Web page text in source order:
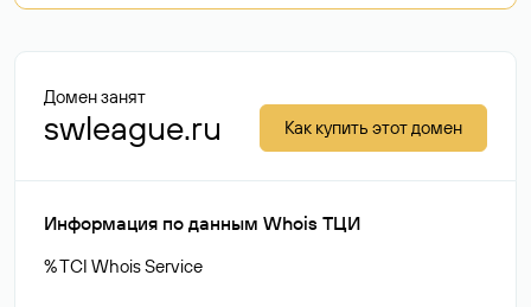
Домен занят
swleague.ru Как купить этот домен
Информация по данным Whois ТЦИ
% TCI Whois Service